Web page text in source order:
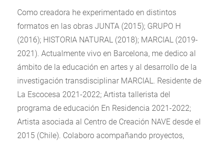
Como creadora he experimentado en distintos
formatos en las obras JUNTA (2015); GRUPO H
(2016); HISTORIA NATURAL (2018); MARCIAL (2019-
2021). Actualmente vivo en Barcelona, me dedico al
ámbito de la educación en artes y al desarrollo de la
investigación transdisciplinar MARCIAL. Residente de
La Escocesa 2021-2022; Artista tallerista del
programa de educación En Residencia 2021-2022;
Artista asociada al Centro de Creación NAVE desde el
2015 (Chile). Colaboro acompañando proyectos,